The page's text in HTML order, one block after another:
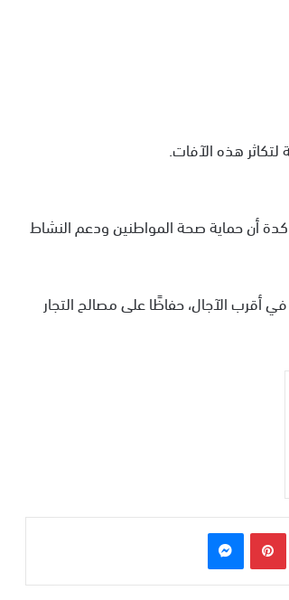
هذه الآفات.
أن حماية صحة المواطنين ودعم النشاط
أقرب الآجال، حفاظًا على مصالح التجار
بينتيريست